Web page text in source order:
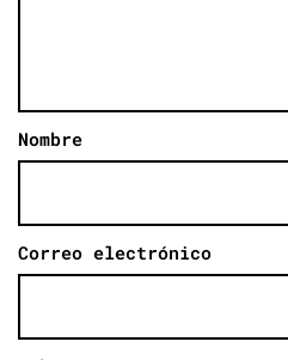
Nombre
Correo electrónico